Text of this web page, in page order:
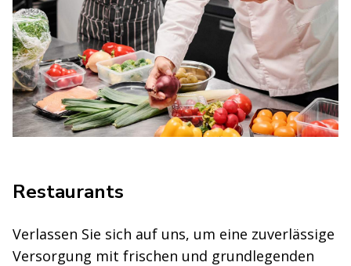
Restaurants
Verlassen Sie sich auf uns, um eine zuverlässige
Versorgung mit frischen und grundlegenden